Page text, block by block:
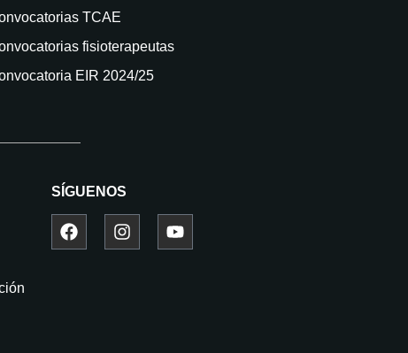
TCAE
fisioterapeutas
EIR 2024/25
SÍGUENOS